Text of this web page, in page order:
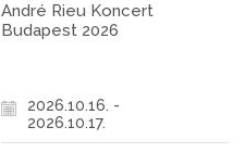
André Rieu Koncert
Budapest 2026
2026.10.16. -
2026.10.17.